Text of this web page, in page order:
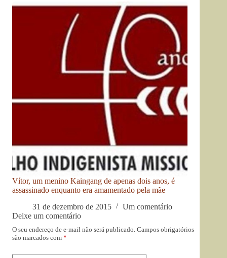
Vítor, um menino Kaingang de apenas dois anos, é
assassinado enquanto era amamentado pela mãe
31 de dezembro de 2015
Um comentário
Deixe um comentário
O seu endereço de e-mail não será publicado. Campos obrigatórios
são marcados com *